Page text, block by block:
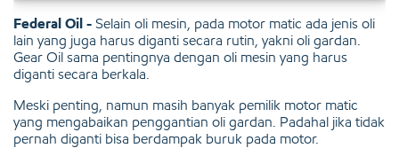
Federal Oil - Selain oli mesin, pada motor matic ada jenis oli
lain yang juga harus diganti secara rutin, yakni oli gardan.
Gear Oil sama pentingnya dengan oli mesin yang harus
diganti secara berkala.
Meski penting, namun masih banyak pemilik motor matic
yang mengabaikan penggantian oli gardan. Padahal jika tidak
pernah diganti bisa berdampak buruk pada motor.